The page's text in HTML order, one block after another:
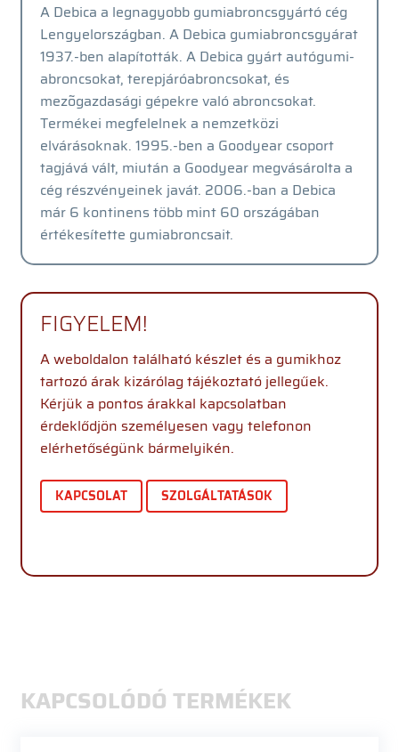
A Debica a legnagyobb gumiabroncsgyártó cég
Lengyelországban. A Debica gumiabroncsgyárat
1937.-ben alapították. A Debica gyárt autógumi-
abroncsokat, terepjáróabroncsokat, és
mezõgazdasági gépekre való abroncsokat.
Termékei megfelelnek a nemzetközi
elvárásoknak. 1995.-ben a Goodyear csoport
tagjává vált, miután a Goodyear megvásárolta a
cég részvényeinek javát. 2006.-ban a Debica
már 6 kontinens több mint 60 országában
értékesítette gumiabroncsait.
FIGYELEM!
A weboldalon található készlet és a gumikhoz
tartozó árak kizárólag tájékoztató jellegűek.
Kérjük a pontos árakkal kapcsolatban
érdeklődjön személyesen vagy telefonon
elérhetőségünk bármelyikén.
KAPCSOLAT SZOLGÁLTATÁSOK
KAPCSOLÓDÓ TERMÉKEK